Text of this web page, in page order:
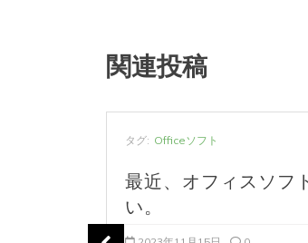
関連投稿
タグ: Officeソフト
最近、オフィスソフ
い。